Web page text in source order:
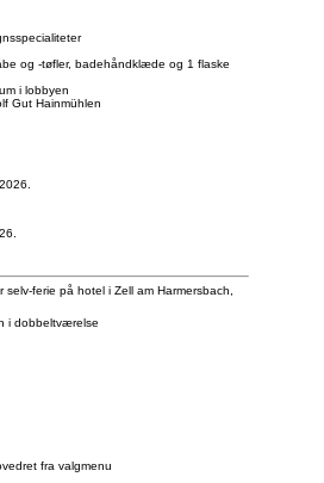
og -tøfler, badehåndklæde og 1 flaske
i lobbyen
Gut Hainmühlen
ferie på hotel i Zell am Harmersbach,
i dobbeltværelse
fra valgmenu